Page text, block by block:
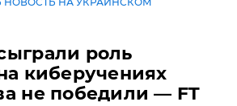
роль
киберучениях
не победили — FT